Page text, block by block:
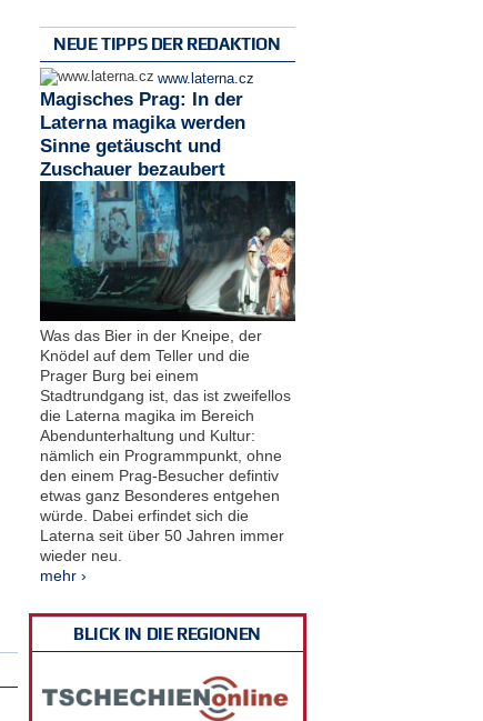
NEUE TIPPS DER REDAKTION
www.laterna.cz
Magisches Prag: In der
Laterna magika werden
Sinne getäuscht und
Zuschauer bezaubert
Was das Bier in der Kneipe, der
Knödel auf dem Teller und die
Prager Burg bei einem
Stadtrundgang ist, das ist zweifellos
die Laterna magika im Bereich
Abendunterhaltung und Kultur:
nämlich ein Programmpunkt, ohne
den einem Prag-Besucher defintiv
etwas ganz Besonderes entgehen
würde. Dabei erfindet sich die
Laterna seit über 50 Jahren immer
wieder neu.
mehr ›
BLICK IN DIE REGIONEN